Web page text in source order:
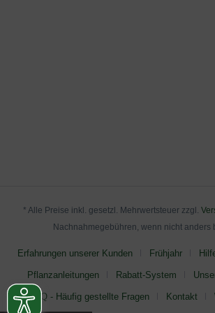
* Alle Preise inkl. gesetzl. Mehrwertsteuer zzgl.
Nachnahmegebühren, wenn nicht anders
Erfahrungen unserer Kunden Frühjahr
Pflanzanleitungen Rabatt-System
FAQ - Häufig gestellte Fragen Kontakt